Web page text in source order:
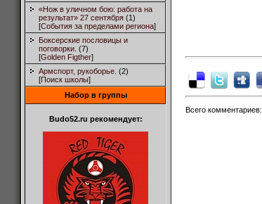
«Нож в уличном бою: работа на
результат» 27 сентября (1)
[События за пределами региона]
Боксерские пословицы и
поговорки. (7)
[Golden Figther]
Армспорт, рукоборье. (2)
[Поиск школы]
Набор в группы
Budo52.ru рекомендует:
Всего комментариев: